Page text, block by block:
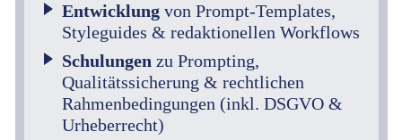
Entwicklungvon Prompt-Templates,
Styleguides & redaktionellen Workflows
Schulungen zu Prompting,
Qualitätssicherung & rechtlichen
Rahmenbedingungen (inkl. DSGVO &
Urheberrecht)